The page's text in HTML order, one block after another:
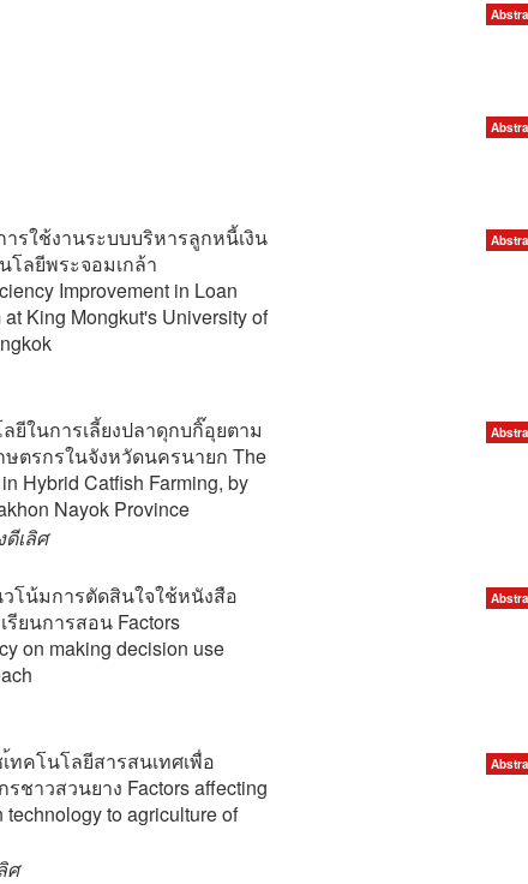
รใช้งานระบบบริหารลูกหนี้เงิน
โลยีพระจอมเกล้า
Improvement in Loan
King Mongkut's University of
ยีในการเลี้ยงปลาดุกบกิ๊อุยตาม
ษตรกรในจังหวัดนครนายก The
Hybrid Catfish Farming, by
Nayok Province
เลิศ
โน้มการตัดสินใจใช้หนังสือ
รียนการสอน Factors
on making decision use
ทคโนโลยีสารสนเทศเพื่อ
ชาวสวนยาง Factors affecting
technology to agriculture of
ศ